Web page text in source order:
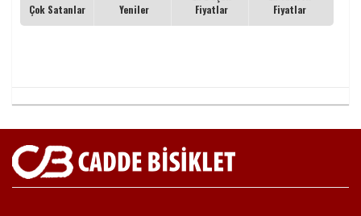
Çok Satanlar Yeniler
Fiyatlar
Fiyatlar